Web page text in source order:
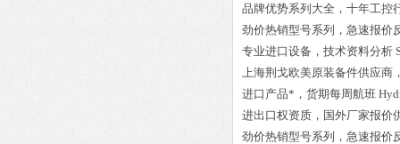
品牌优势系列大全，十年工控
劲价热销型号系列，急速报价
专业进口设备，技术资料分析
上海荆戈欧美原装备件供应商
进口产品*，货期每周航班
进出口权资质，国外厂家报价
劲价热销型号系列，急速报价